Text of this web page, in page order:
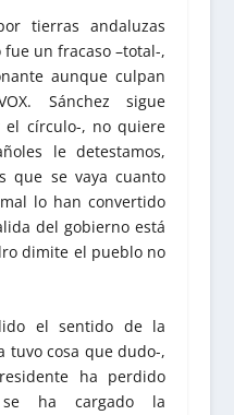
tierras andaluzas
un fracaso –total-,
aunque culpan
Sánchez sigue
el círculo-, no quiere
le detestamos,
que se vaya cuanto
lo han convertido
del gobierno está
dimite el pueblo no
el sentido de la
tuvo cosa que dudo-,
ha perdido
ha cargado la